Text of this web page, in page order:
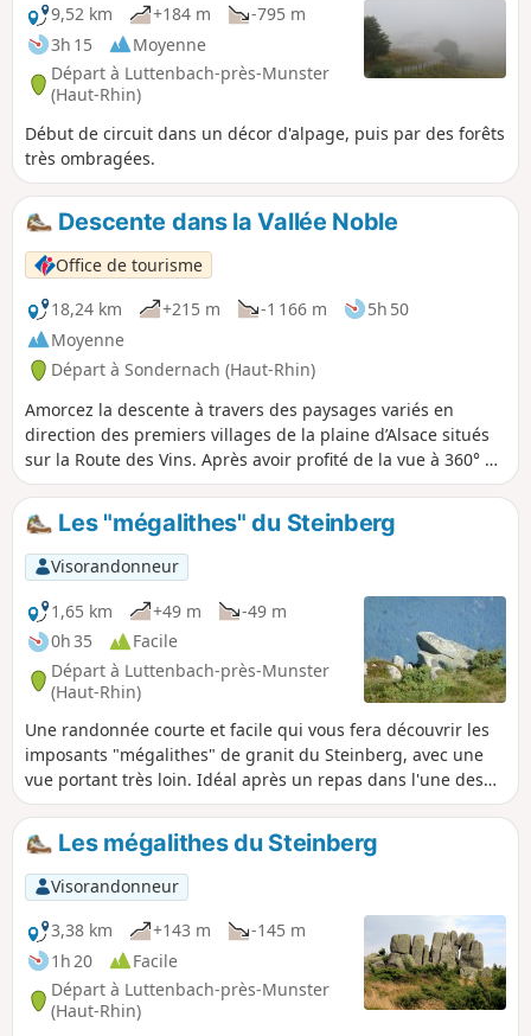
9,52 km
+184 m
-795 m
3h 15
Moyenne
Départ à Luttenbach-près-Munster
(Haut-Rhin)
Début de circuit dans un décor d'alpage, puis par des forêts
très ombragées.
Descente dans la Vallée Noble
Office de tourisme
18,24 km
+215 m -1 166 m
5h 50
Moyenne
Départ à Sondernach (Haut-Rhin)
Amorcez la descente à travers des paysages variés en
direction des premiers villages de la plaine d’Alsace situés
sur la Route des Vins. Après avoir profité de la vue à 360° du
Petit Ballon sur les vallées de Guebwiller, Munster et sur la
chaîne du Hohneck et du Grand Ballon, c’est en amorçant la
descente au bout de la crête, que vous apercevrez le cirque
glaciaire du Petit Ballon. De beaux petits sentiers, entre
bois et prairies, vignobles et montagne, vous emmèneront
jusqu’au village de Soultzmatt, en passant par Wintzfelden
et Osenbach, sans oublier une petite halte sur le site
remarquable des vestiges du Couvent de Schwartzenthann.
Les "mégalithes" du Steinberg
Visorandonneur
1,65 km
+49 m
-49 m
0h 35
Facile
Départ à Luttenbach-près-Munster
(Haut-Rhin)
Une randonnée courte et facile qui vous fera découvrir les
imposants "mégalithes" de granit du Steinberg, avec une
vue portant très loin. Idéal après un repas dans l'une des
ferme-auberge situées près du Petit Ballon.
Les mégalithes du Steinberg
Visorandonneur
3,38 km
+143 m
-145 m
1h 20
Facile
Départ à Luttenbach-près-Munster
(Haut-Rhin)